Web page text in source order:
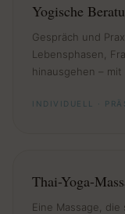
Yogische
Gespräch und
Lebensphasen,
hinausgehen – mit
INDIVIDUELL ·
Thai-Yoga-
Eine Massage, die